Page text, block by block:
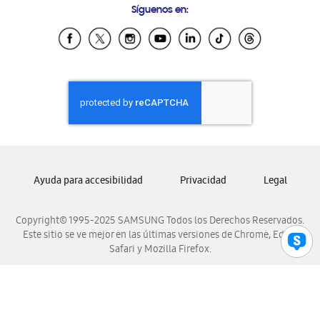
Samsung Ecuador
Samsung El Salvador
Samsung Honduras
Samsung Nicaragua
Samsung Panamá
Samsung Venezuela
Síguenos en:
Copyright© 1995-2025 SAMSUNG Todos los Derechos Reservados.
Este sitio se ve mejor en las últimas versiones de Chrome, Edge,
Safari y Mozilla Firefox.
Ayuda para accesibilidad Privacidad Legal